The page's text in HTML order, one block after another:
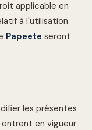
applicable en
à l'utilisation
Papeete seront
les présentes
en vigueur